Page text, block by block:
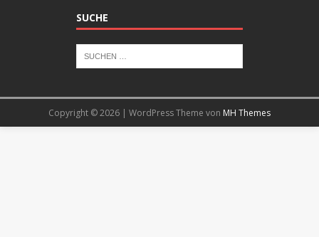
SUCHE
Copyright © 2026 | WordPress Theme von MH Themes